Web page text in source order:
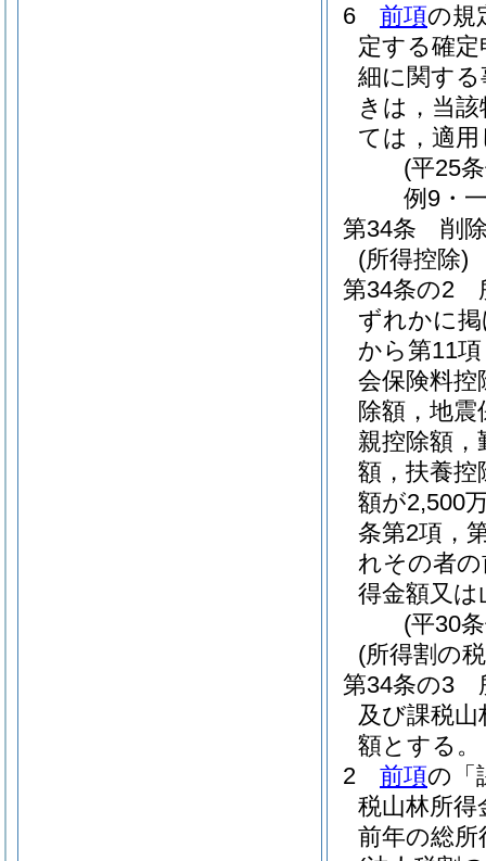
6
前項の規
定する確
細に関す
きは，当
ては，適
(平25
例9・
第34条
削
(所得控除)
第34条の2
ずれかに
から第11
会保険料控
除額，地
親控除額，
額，扶養控
額が2,500
条第2項，
れその者
得金額又
(平30
(所得割の
第34条の3
及び課税
額とする。
2
前項の「
税山林所
前年の総所